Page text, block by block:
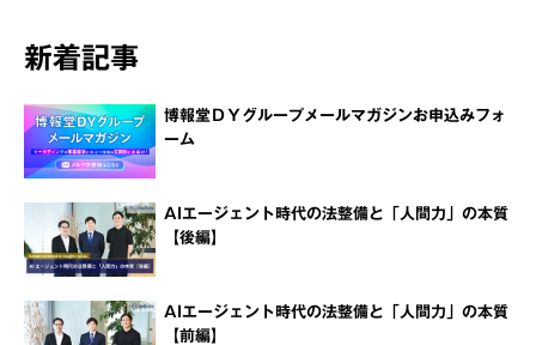
新着記事
博報堂ＤＹグループメールマガジンお申込みフォ
ーム
AIエージェント時代の法整備と「人間力」の本質
【後編】
AIエージェント時代の法整備と「人間力」の本質
【前編】